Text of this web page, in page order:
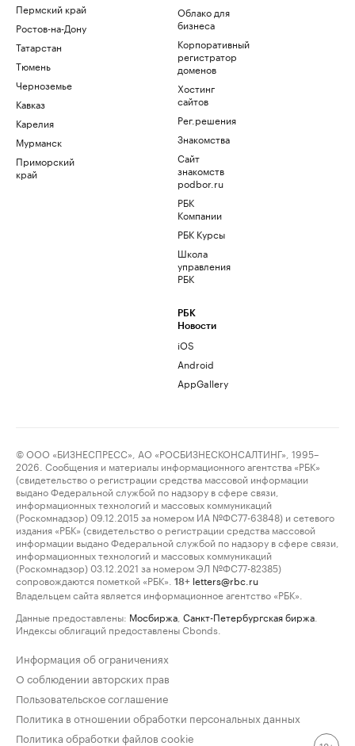
Пермский край
Ростов-на-Дону
Татарстан
Тюмень
Черноземье
Кавказ
Карелия
Мурманск
Приморский
край
Облако для
бизнеса
Корпоративный
регистратор
доменов
Хостинг
сайтов
Рег.решения
Знакомства
Сайт
знакомств
podbor.ru
РБК
Компании
РБК Курсы
Школа
управления
РБК
РБК
Новости
iOS
Android
AppGallery
© ООО «БИЗНЕСПРЕСС», АО «РОСБИЗНЕСКОНСАЛТИНГ», 1995–
2026. Сообщения и материалы информационного агентства «РБК»
(свидетельство о регистрации средства массовой информации
выдано Федеральной службой по надзору в сфере связи,
информационных технологий и массовых коммуникаций
(Роскомнадзор) 09.12.2015 за номером ИА №ФС77-63848) и сетевого
издания «РБК» (свидетельство о регистрации средства массовой
информации выдано Федеральной службой по надзору в сфере связи,
информационных технологий и массовых коммуникаций
(Роскомнадзор) 03.12.2021 за номером ЭЛ №ФС77-82385)
сопровождаются пометкой «РБК».
18+ letters@rbc.ru
Владельцем сайта является информационное агентство «РБК».
Данные предоставлены: Мосбиржа Санкт-Петербургская биржа
Индексы облигаций предоставлены Cbonds.
Информация об ограничениях
О соблюдении авторских прав
Пользовательское соглашение
Политика в отношении обработки персональных данных
Политика обработки файлов cookie